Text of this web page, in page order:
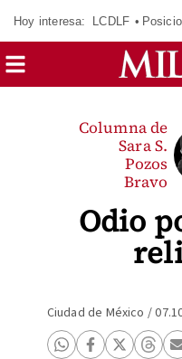
Hoy interesa: LCDLF
Odio
Columna de
Sara S.
Pozos
Bravo
Ciudad de México /